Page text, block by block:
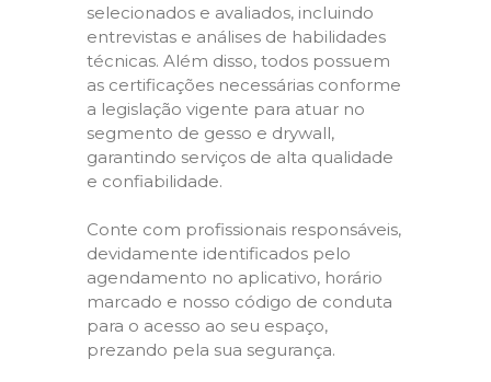
selecionados e avaliados, incluindo
entrevistas e análises de habilidades
técnicas. Além disso, todos possuem
as certificações necessárias conforme
a legislação vigente para atuar no
segmento de gesso e drywall,
garantindo serviços de alta qualidade
e confiabilidade.
Conte com profissionais responsáveis,
devidamente identificados pelo
agendamento no aplicativo, horário
marcado e nosso código de conduta
para o acesso ao seu espaço,
prezando pela sua segurança.